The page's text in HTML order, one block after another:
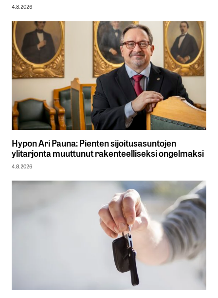
4.8.2026
Hypon Ari Pauna: Pienten sijoitusasuntojen
ylitarjonta muuttunut rakenteelliseksi ongelmaksi
4.8.2026